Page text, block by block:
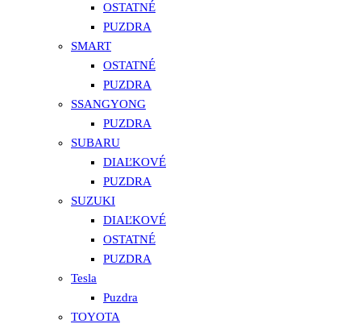
OSTATNÉ
PUZDRA
SMART
OSTATNÉ
PUZDRA
SSANGYONG
PUZDRA
SUBARU
DIAĽKOVÉ
PUZDRA
SUZUKI
DIAĽKOVÉ
OSTATNÉ
PUZDRA
Tesla
Puzdra
TOYOTA